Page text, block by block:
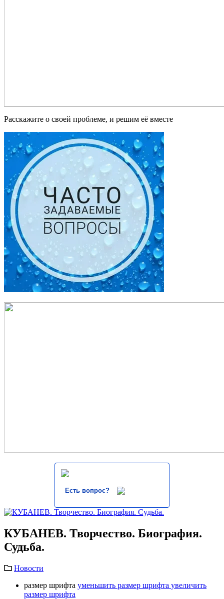
Расскажите о своей проблеме, и решим её вместе
Есть вопрос?
КУБАНЕВ. Творчество. Биография.
Судьба.
Новости
размер шрифта уменьшить размер шрифта увеличить
размер шрифта